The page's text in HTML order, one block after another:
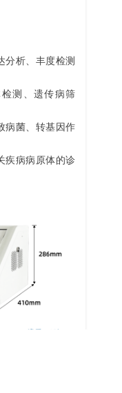
分析、丰度检测
测、遗传病筛
病菌、转基因作
疾病病原体的诊